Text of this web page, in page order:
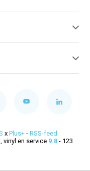
x Plus+ - RSS-feed
vinyl en service 9.8- 123